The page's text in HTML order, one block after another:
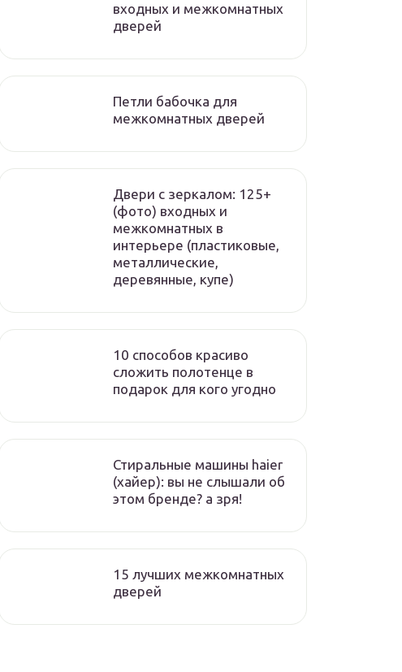
входных и межкомнатных
дверей
Петли бабочка для
межкомнатных дверей
Двери с зеркалом: 125+
(фото) входных и
межкомнатных в
интерьере (пластиковые,
металлические,
деревянные, купе)
10 способов красиво
сложить полотенце в
подарок для кого угодно
Стиральные машины haier
(хайер): вы не слышали об
этом бренде? а зря!
15 лучших межкомнатных
дверей